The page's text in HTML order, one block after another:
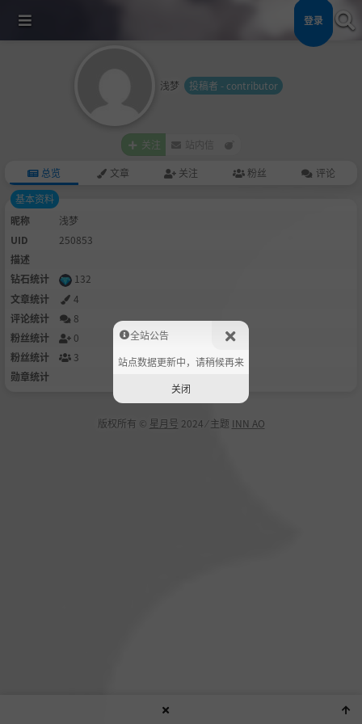
登录
浅梦 投稿者 - contributor
关注 站内信
总览 文章 关注 粉丝
评论
基本资料
昵称
浅梦
UID
250853
描述
钻石统计
132
文章统计
4
评论统计
8
粉丝统计
0
粉丝统计
3
勋章统计
版权所有 © 星月号 2024 ⁄ 主题 INN AO
全站公告
站点数据更新中，请稍候再来
关闭